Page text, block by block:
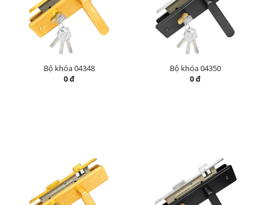
Bộ khóa 04348
0 đ
Bộ khóa 04350
0 đ